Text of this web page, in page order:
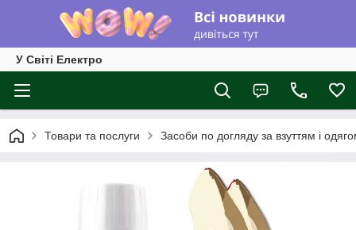
У Світі Електро
Товари та послуги Засоби по догляду за взуттям і